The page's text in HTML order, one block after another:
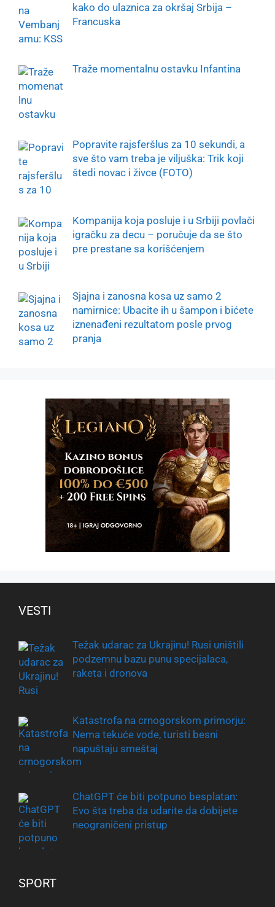
kako do ulaznica za okršaj Srbija –
Francuska
Traže momentalnu ostavku Infantina
Popravite rajsferšlus za 10 sekundi, a
sve što vam treba je viljuška: Trik koji
štedi novac i živce (FOTO)
Kompanija koja posluje i u Srbiji povlači
igračku za decu – poručuje da se što
pre prestane sa korišćenjem
Sjajna i zanosna kosa uz samo 2
namirnice: Ubacite ih u šampon i bićete
iznenađeni rezultatom posle prvog
pranja
VESTI
Težak udarac za Ukrajinu! Rusi uništili
podzemnu bazu punu specijalaca,
raketa i dronova
Katastrofa na crnogorskom primorju:
Nema tekuće vode, turisti besni
napuštaju smeštaj
ChatGPT će biti potpuno besplatan:
Evo šta treba da udarite da dobijete
neograničeni pristup
SPORT